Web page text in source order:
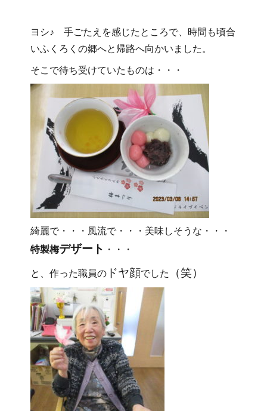
ヨシ♪ 手ごたえを感じたところで、時間も頃合
いふくろくの郷へと帰路へ向かいました。
そこで待ち受けていたものは・・・
綺麗で・・・風流で・・・美味しそうな・・・
特製梅デザート ・・・
と、作った職員の ドヤ顔でした （笑）